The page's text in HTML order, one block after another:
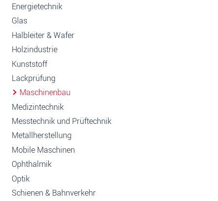
Energietechnik
Glas
Halbleiter & Wafer
Holzindustrie
Kunststoff
Lackprüfung
Maschinenbau
Medizintechnik
Messtechnik und Prüftechnik
Metallherstellung
Mobile Maschinen
Ophthalmik
Optik
Schienen & Bahnverkehr